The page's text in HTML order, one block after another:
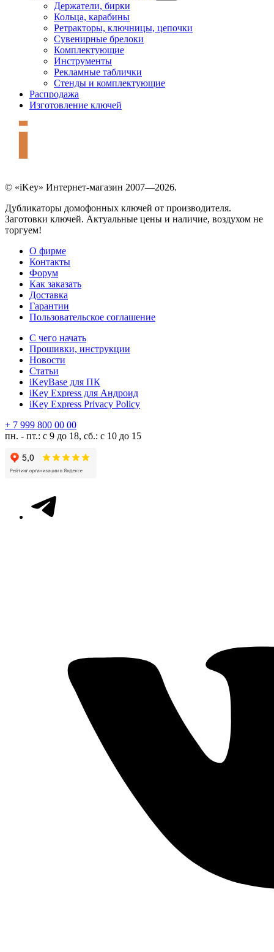
Держатели, бирки
Кольца, карабины
Ретракторы, ключницы, цепочки
Сувенирные брелоки
Комплектующие
Инструменты
Рекламные таблички
Стенды и комплектующие
Распродажа
Изготовление ключей
© «iKey» Интернет-магазин 2007—2026.
Дубликаторы домофонных ключей от производителя.
Заготовки ключей. Актуальные цены и наличие, воздухом не
торгуем!
О фирме
Контакты
Форум
Как заказать
Доставка
Гарантии
Пользовательское соглашение
С чего начать
Прошивки, инструкции
Новости
Статьи
iKeyBase для ПК
iKey Express для Андроид
iKey Express Privacy Policy
+ 7 999 800 00 00
пн. - пт.: с 9 до 18, сб.: с 10 до 15